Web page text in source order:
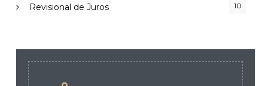
Revisional de Juros 10